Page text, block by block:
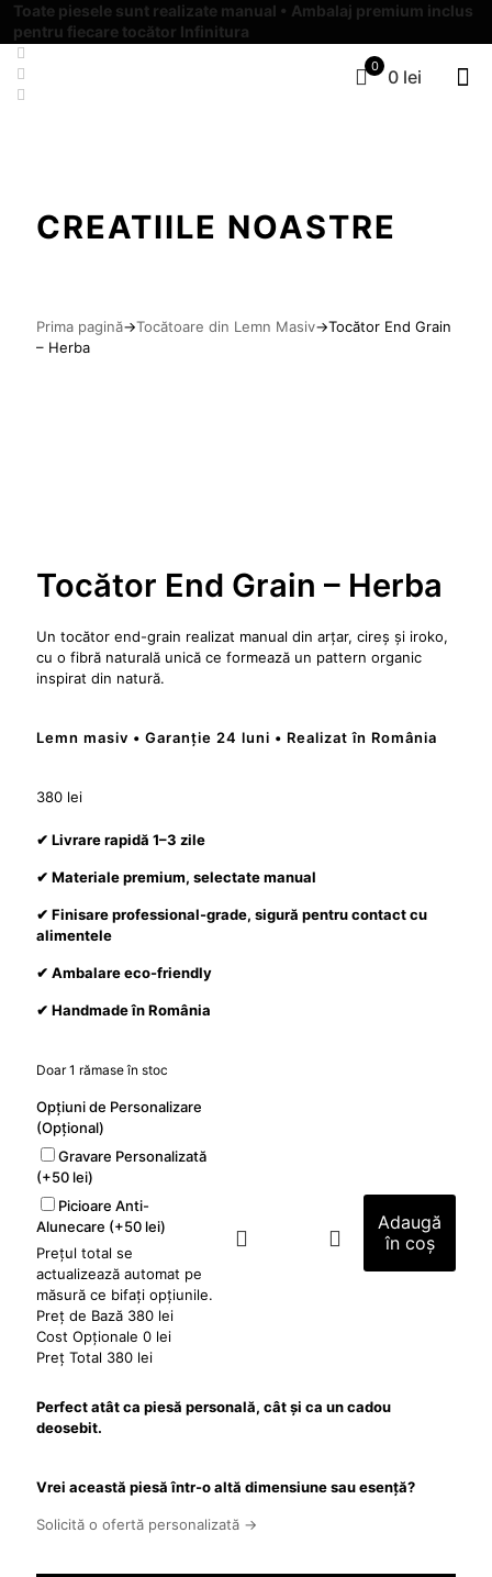
Toate piesele sunt realizate manual • Ambalaj premium inclus
pentru fiecare tocător Infinitura
0 0 lei
CREATIILE NOASTRE
Prima pagină→Tocătoare din Lemn Masiv→Tocător End Grain
– Herba
Tocător End Grain – Herba
Un tocător end-grain realizat manual din arțar, cireș și iroko,
cu o fibră naturală unică ce formează un pattern organic
inspirat din natură.
Lemn masiv • Garanție 24 luni • Realizat în România
380 lei
✔ Livrare rapidă 1–3 zile
✔ Materiale premium, selectate manual
✔ Finisare professional-grade, sigură pentru contact cu
alimentele
✔ Ambalare eco-friendly
✔ Handmade în România
Doar 1 rămase în stoc
Opțiuni de Personalizare
(Opțional)
Gravare Personalizată
(+50 lei)
Picioare Anti-
Alunecare (+50 lei)
Prețul total se
actualizează automat pe
măsură ce bifați opțiunile.
Preț de Bază 380 lei
Cost Opționale 0 lei
Preț Total 380 lei
Cantitate
Adaugă
în coș
Perfect atât ca piesă personală, cât și ca un cadou
deosebit.
Vrei această piesă într-o altă dimensiune sau esență?
Solicită o ofertă personalizată →